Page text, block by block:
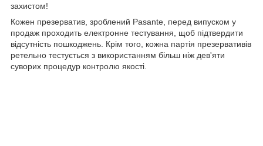
захистом!
Кожен презерватив, зроблений Pasante, перед випуском у
продаж проходить електронне тестування, щоб підтвердити
відсутність пошкоджень. Крім того, кожна партія презервативів
ретельно тестується з використанням більш ніж дев'яти
суворих процедур контролю якості.